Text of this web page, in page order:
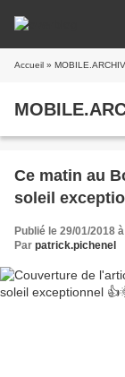
Accueil »
Ce matin au
soleil
Publié le 29/01/2018
Par patrick.pichenel